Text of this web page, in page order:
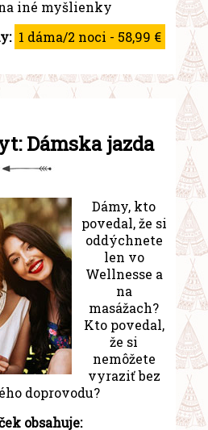
iné myšlienky
1 dáma/2 noci - 58,99 €
Dámska jazda
Dámy, kto
povedal, že si
oddýchnete
len vo
Wellnesse a
na
masážach?
Kto povedal,
že si
nemôžete
vyraziť bez
doprovodu?
obsahuje: